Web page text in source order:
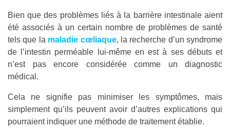
Bien que des problèmes liés à la barrière intestinale aient
été associés à un certain nombre de problèmes de santé
tels que la maladie cœliaque, la recherche d’un syndrome
de l’intestin perméable lui-même en est à ses débuts et
n’est pas encore considérée comme un diagnostic
médical.
Cela ne signifie pas minimiser les symptômes, mais
simplement qu’ils peuvent avoir d’autres explications qui
pourraient indiquer une méthode de traitement établie.